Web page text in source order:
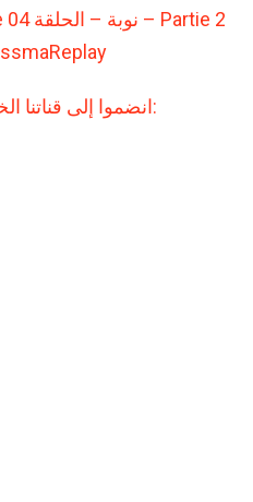
Nouba – Episode 04 نوبة – الحلقة – Partie 2
انضموا إلى قناتنا الخاصة على اليوتيوب: